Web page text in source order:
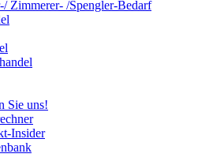
Zimmerer- /Spengler-Bedarf
Sie uns!
Insider